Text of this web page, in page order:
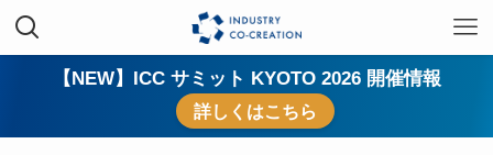
【NEW】ICC サミット KYOTO 2026 開催情報
詳しくはこちら